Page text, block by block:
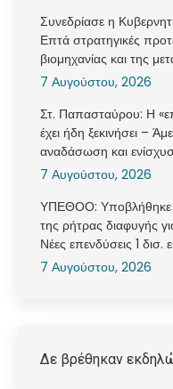
Συνεδρίασε η
Επτά στρατηγικές
βιομηχανίας και της
7 Αυγούστου, 2026
Στ. Παπασταύρου: Η
έχει ήδη ξεκινήσει –
αναδάσωση και
7 Αυγούστου, 2026
ΥΠΕΘΟΟ: Υποβλήθηκε
της ρήτρας διαφυγής
Νέες επενδύσεις 1
7 Αυγούστου, 2026
Δε βρέθηκαν